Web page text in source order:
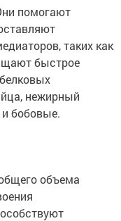
помогают
таких как
быстрое
нежирный
и бобовые.
объема